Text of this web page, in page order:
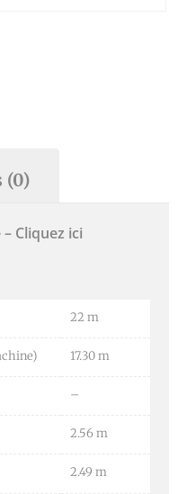
(0)
– Cliquez ici
22 m
17.30 m
–
2.56 m
2.49 m